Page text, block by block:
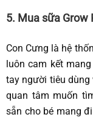
5. Mua sữa Grow
Con Cưng là hệ
luôn cam kết
tay người tiêu dùng
quan tâm muốn
sẵn cho bé mang